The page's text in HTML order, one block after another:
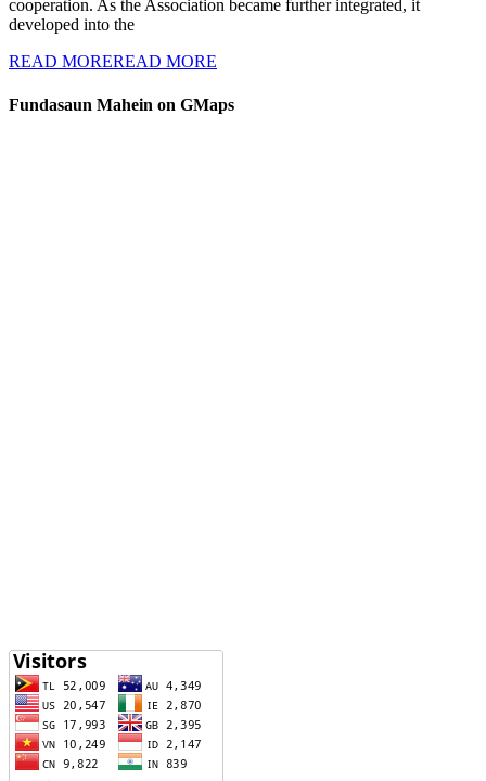
cooperation. As the Association became further integrated, it
developed into the
READ MOREREAD MORE
Fundasaun Mahein on GMaps